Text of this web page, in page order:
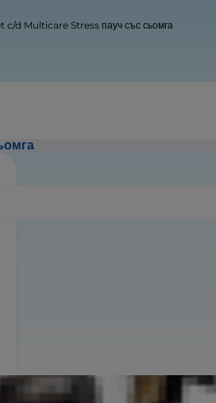
d Multicare Stress пауч със сьомга